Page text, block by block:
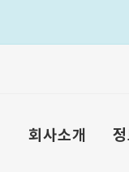
회사소개